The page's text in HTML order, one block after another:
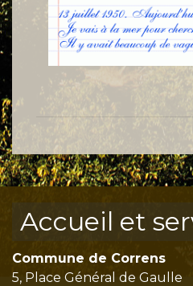
Accueil et
Commune de Correns
5, Place Général de Gaulle